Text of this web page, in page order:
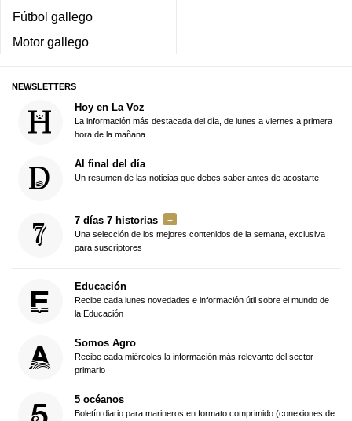
Fútbol gallego
Motor gallego
NEWSLETTERS
Hoy en La Voz
La información más destacada del día, de lunes a viernes a primera
hora de la mañana
Al final del día
Un resumen de las noticias que debes saber antes de acostarte
7 días 7 historias
Una selección de los mejores contenidos de la semana, exclusiva
para suscriptores
Educación
Recibe cada lunes novedades e información útil sobre el mundo de
la Educación
Somos Agro
Recibe cada miércoles la información más relevante del sector
primario
5 océanos
Boletín diario para marineros en formato comprimido (conexiones de